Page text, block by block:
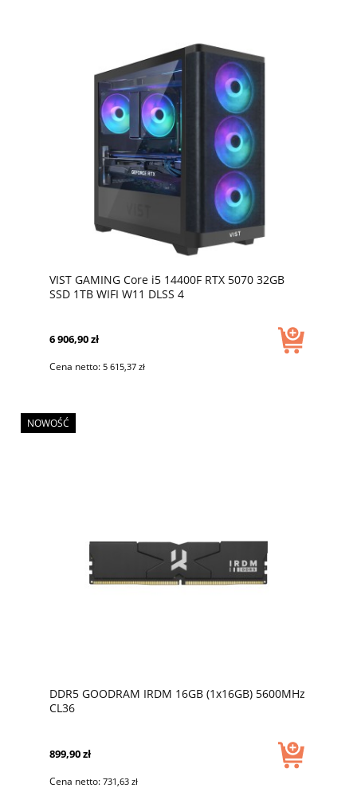
VIST GAMING Core i5 14400F RTX 5070 32GB
SSD 1TB WIFI W11 DLSS 4
6 906,90 zł
Cena netto: 5 615,37 zł
DDR5 GOODRAM IRDM 16GB (1x16GB) 5600MHz
CL36
899,90 zł
Cena netto: 731,63 zł
NOWOŚĆ